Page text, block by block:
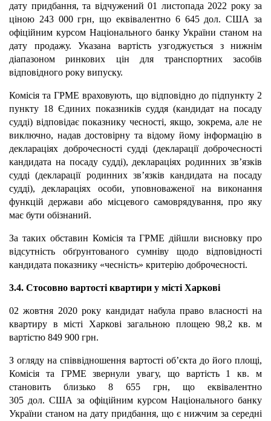
дату придбання, та відчужений 01 листопада 2022 року за
ціною 243 000 грн, що еквівалентно 6 645 дол. США за
офіційним курсом Національного банку України станом на
дату продажу. Указана вартість узгоджується з нижнім
діапазоном ринкових цін для транспортних засобів
відповідного року випуску.
Комісія та ГРМЕ враховують, що відповідно до підпункту 2
пункту 18 Єдиних показників суддя (кандидат на посаду
судді) відповідає показнику чесності, якщо, зокрема, але не
виключно, надав достовірну та відому йому інформацію в
деклараціях доброчесності судді (декларації доброчесності
кандидата на посаду судді), деклараціях родинних зв’язків
судді (декларації родинних зв’язків кандидата на посаду
судді), деклараціях особи, уповноваженої на виконання
функцій держави або місцевого самоврядування, про яку
має бути обізнаний.
За таких обставин Комісія та ГРМЕ дійшли висновку про
відсутність обґрунтованого сумніву щодо відповідності
кандидата показнику «чесність» критерію доброчесності.
3.4. Стосовно вартості квартири у місті Харкові
02 жовтня 2020 року кандидат набула право власності на
квартиру в місті Харкові загальною площею 98,2 кв. м
вартістю 849 900 грн.
З огляду на співвідношення вартості об’єкта до його площі,
Комісія та ГРМЕ звернули увагу, що вартість 1 кв. м
становить близько 8 655 грн, що еквівалентно
305 дол. США за офіційним курсом Національного банку
України станом на дату придбання, що є нижчим за середні